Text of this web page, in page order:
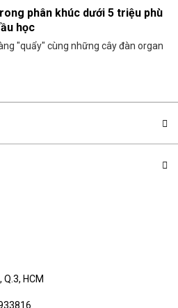
phân khúc dưới 5 triệu phù
học
"quẩy" cùng những cây đàn organ
HCM